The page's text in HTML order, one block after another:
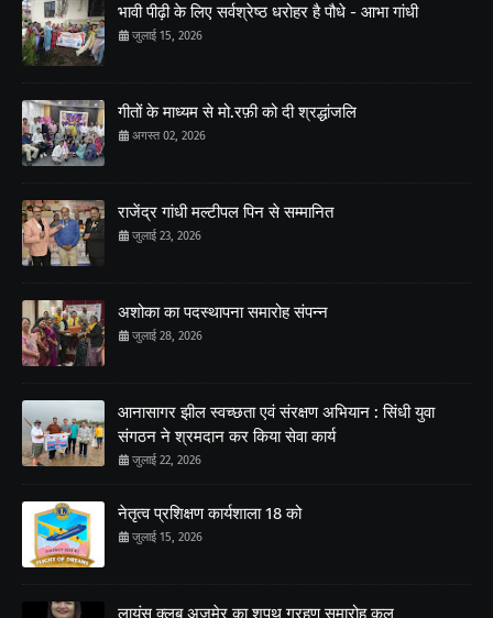
भावी पीढ़ी के लिए सर्वश्रेष्ठ धरोहर है पौधे - आभा गांधी
जुलाई 15, 2026
गीतों के माध्यम से मो.रफ़ी को दी श्रद्धांजलि
अगस्त 02, 2026
राजेंद्र गांधी मल्टीपल पिन से सम्मानित
जुलाई 23, 2026
अशोका का पदस्थापना समारोह संपन्न
जुलाई 28, 2026
आनासागर झील स्वच्छता एवं संरक्षण अभियान : सिंधी युवा
संगठन ने श्रमदान कर किया सेवा कार्य
जुलाई 22, 2026
नेतृत्व प्रशिक्षण कार्यशाला 18 को
जुलाई 15, 2026
लायंस क्लब अजमेर का शपथ ग्रहण समारोह कल